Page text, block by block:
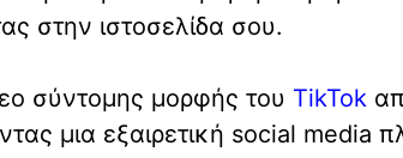
στην ιστοσελίδα σου.
σύντομης μορφής του TikTok
μια εξαιρετική social media